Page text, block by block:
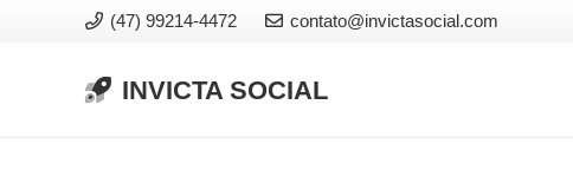
(47) 99214-4472 contato@invictasocial.com
INVICTA SOCIAL